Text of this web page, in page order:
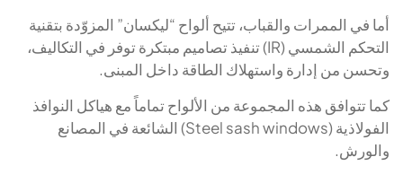
أما في الممرات والقباب، تتيح ألواح “ليكسان” المزوّدة بتقنية
التحكم الشمسي (IR) تنفيذ تصاميم مبتكرة توفر في التكاليف،
وتحسن من إدارة واستهلاك الطاقة داخل المبنى.
كما تتوافق هذه المجموعة من الألواح تماماً مع هياكل النوافذ
الفولاذية (Steel sash windows) الشائعة في المصانع
والورش.